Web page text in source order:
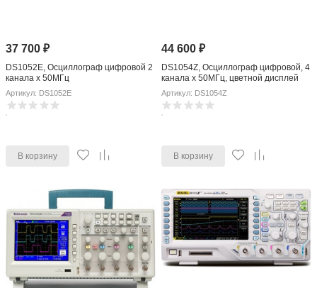
37 700₽
DS1052E, Осциллограф цифровой 2
канала x 50МГц
Артикул: DS1052E
В корзину
44 600 ₽
DS1054Z, Осциллограф цифровой, 4
канала x 50МГц, цветной дисплей
Артикул: DS1054Z
В корзину